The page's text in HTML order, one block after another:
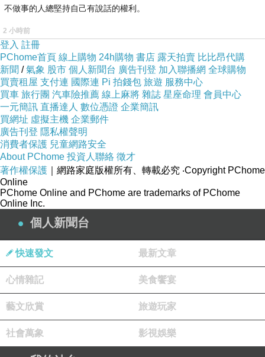
不做事的人總堅持自己有說話的權利。
2 小時前
登入 註冊
PChome首頁 線上購物 24h購物 書店 露天拍賣 比比昂代購
新聞 /氣象 股市 個人新聞台 廣告刊登 加入聯播網 全球購物
買賣租屋 支付連 國際連 Pi 拍錢包 旅遊 服務中心
買車 旅行團 汽車險推薦 線上麻將 雜誌 星座命理 會員中心
一元簡訊 直播達人 數位憑證 企業簡訊
買網址 虛擬主機 企業郵件
廣告刊登 隱私權聲明
消費者保護 兒童網路安全
About PChome 投資人聯絡 徵才
著作權保護 ｜網路家庭版權所有、轉載必究 ‧Copyright PChome
Online
PChome Online and PChome are trademarks of PChome
Online Inc.
個人新聞台
快速發文 最新文章
心情雜記 美食饗宴
藝文欣賞 旅遊玩家
社會萬象 影視娛樂